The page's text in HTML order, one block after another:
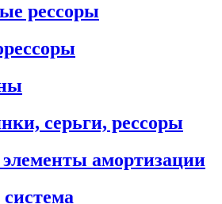
рессоры
серьги, рессоры
амортизации